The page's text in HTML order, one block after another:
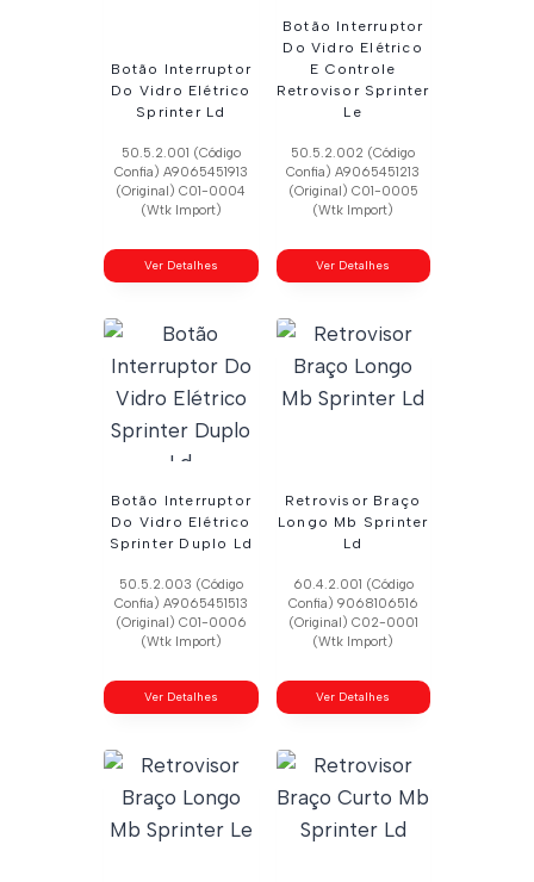
Botão Interruptor
Do Vidro Elétrico
Sprinter Ld
50.5.2.001 (Código
Confia) A9065451913
(Original) C01-0004
(Wtk Import)
Ver Detalhes
Botão Interruptor
Do Vidro Elétrico
E Controle
Retrovisor Sprinter
Le
50.5.2.002 (Código
Confia) A9065451213
(Original) C01-0005
(Wtk Import)
Ver Detalhes
Botão Interruptor
Do Vidro Elétrico
Sprinter Duplo Ld
50.5.2.003 (Código
Confia) A9065451513
(Original) C01-0006
(Wtk Import)
Ver Detalhes
Retrovisor Braço
Longo Mb Sprinter
Ld
60.4.2.001 (Código
Confia) 9068106516
(Original) C02-0001
(Wtk Import)
Ver Detalhes